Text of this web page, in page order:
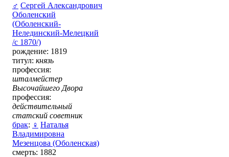
♂ Сергей Александрович
Оболенский
(Оболенский-
Нелединский-Мелецкий
/с 1870/)
рождение: 1819
титул: князь
профессия:
шталмейстер
Высочайшего Двора
профессия:
действительный
статский советник
брак: ♀ Наталья
Владимировна
Мезенцова (Оболенская)
смерть: 1882